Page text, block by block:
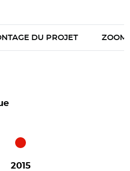
DU PROJET ZOOM
2015